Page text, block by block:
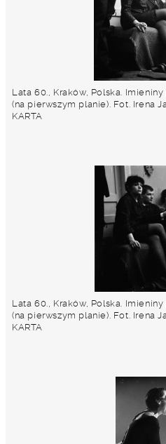
Lata 60., Kraków, Polska.
(na pierwszym planie). Fot. Irena
KARTA
Lata 60., Kraków, Polska.
(na pierwszym planie). Fot. Irena
KARTA